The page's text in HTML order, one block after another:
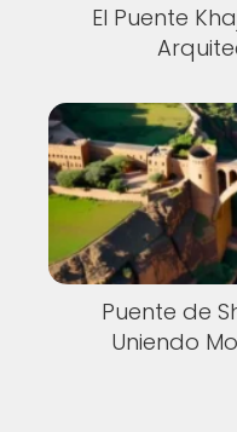
El Puente
Puente de
Uniendo